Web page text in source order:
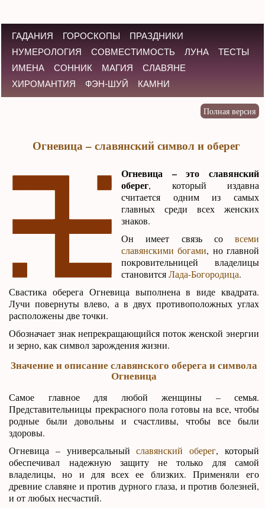
ГАДАНИЯ ГОРОСКОПЫ
ПРАЗДНИКИ
НУМЕРОЛОГИЯ
СОВМЕСТИМОСТЬ ЛУНА
ТЕСТЫ
ИМЕНА
СОННИК МАГИЯ
СЛАВЯНЕ
ХИРОМАНТИЯ
ФЭН-ШУЙ КАМНИ
Огневица – славянский символ и оберег
Огневица – это славянский
оберег, который издавна
считается одним из самых
главных среди всех женских
знаков.
Он имеет связь со всеми
славянскими богами, но главной
покровительницей владелицы
становитсяЛада-Богородица.
Свастика оберега Огневица выполнена в виде квадрата.
Лучи повернуты влево, а в двух противоположных углах
расположены две точки.
Обозначает знак непрекращающийся поток женской энергии
и зерно, как символ зарождения жизни.
Значение и описание славянского оберега и символа
Огневица
Самое главное для любой женщины – семья.
Представительницы прекрасного пола готовы на все, чтобы
родные были довольны и счастливы, чтобы все были
здоровы.
Огневица – универсальныйславянский оберег, который
обеспечивал надежную защиту не только для самой
владелицы, но и для всех ее близких. Применяли его
древние славяне и против дурного глаза, и против болезней,
и от любых несчастий.